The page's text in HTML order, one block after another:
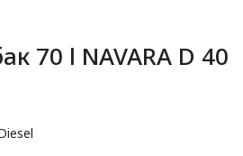
70 l NAVARA D 40